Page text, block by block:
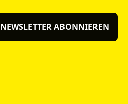
NEWSLETTER ABONNIEREN